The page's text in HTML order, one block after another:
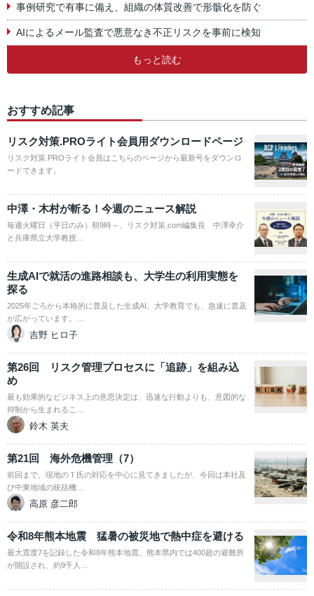
事例研究で有事に備え、組織の体質改善で形骸化を防ぐ
AIによるメール監査で悪意なき不正リスクを事前に検知
もっと読む
おすすめ記事
リスク対策.PROライト会員用ダウンロードページ
リスク対策.PROライト会員はこちらのページから最新号をダウンロ
ードできます。
中澤・木村が斬る！今週のニュース解説
毎週火曜日（平日のみ）朝9時～、リスク対策.com編集長 中澤幸介
と兵庫県立大学教授…
生成AIで就活の進路相談も、大学生の利用実態を
探る
2025年ごろから本格的に普及した生成AI。大学教育でも、急速に普及
が広がっています。…
吉野 ヒロ子
第26回 リスク管理プロセスに「追跡」を組み込
め
最も効果的なビジネス上の意思決定は、迅速な行動よりも、意図的な
抑制から生まれるこ…
鈴木 英夫
第21回 海外危機管理（7）
前回まで、現地のＴ氏の対応を中心に見てきましたが、今回は本社及
び中東地域の統括機…
高原 彦二郎
令和8年熊本地震 猛暑の被災地で熱中症を避ける
最大震度7を記録した令和8年熊本地震。熊本県内では400超の避難所
が開設され、約9千人…